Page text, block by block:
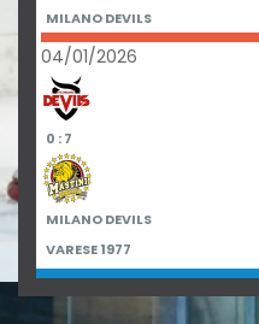
MILANO DEVILS
04/01/2026
0 : 7
MILANO DEVILS
VARESE 1977